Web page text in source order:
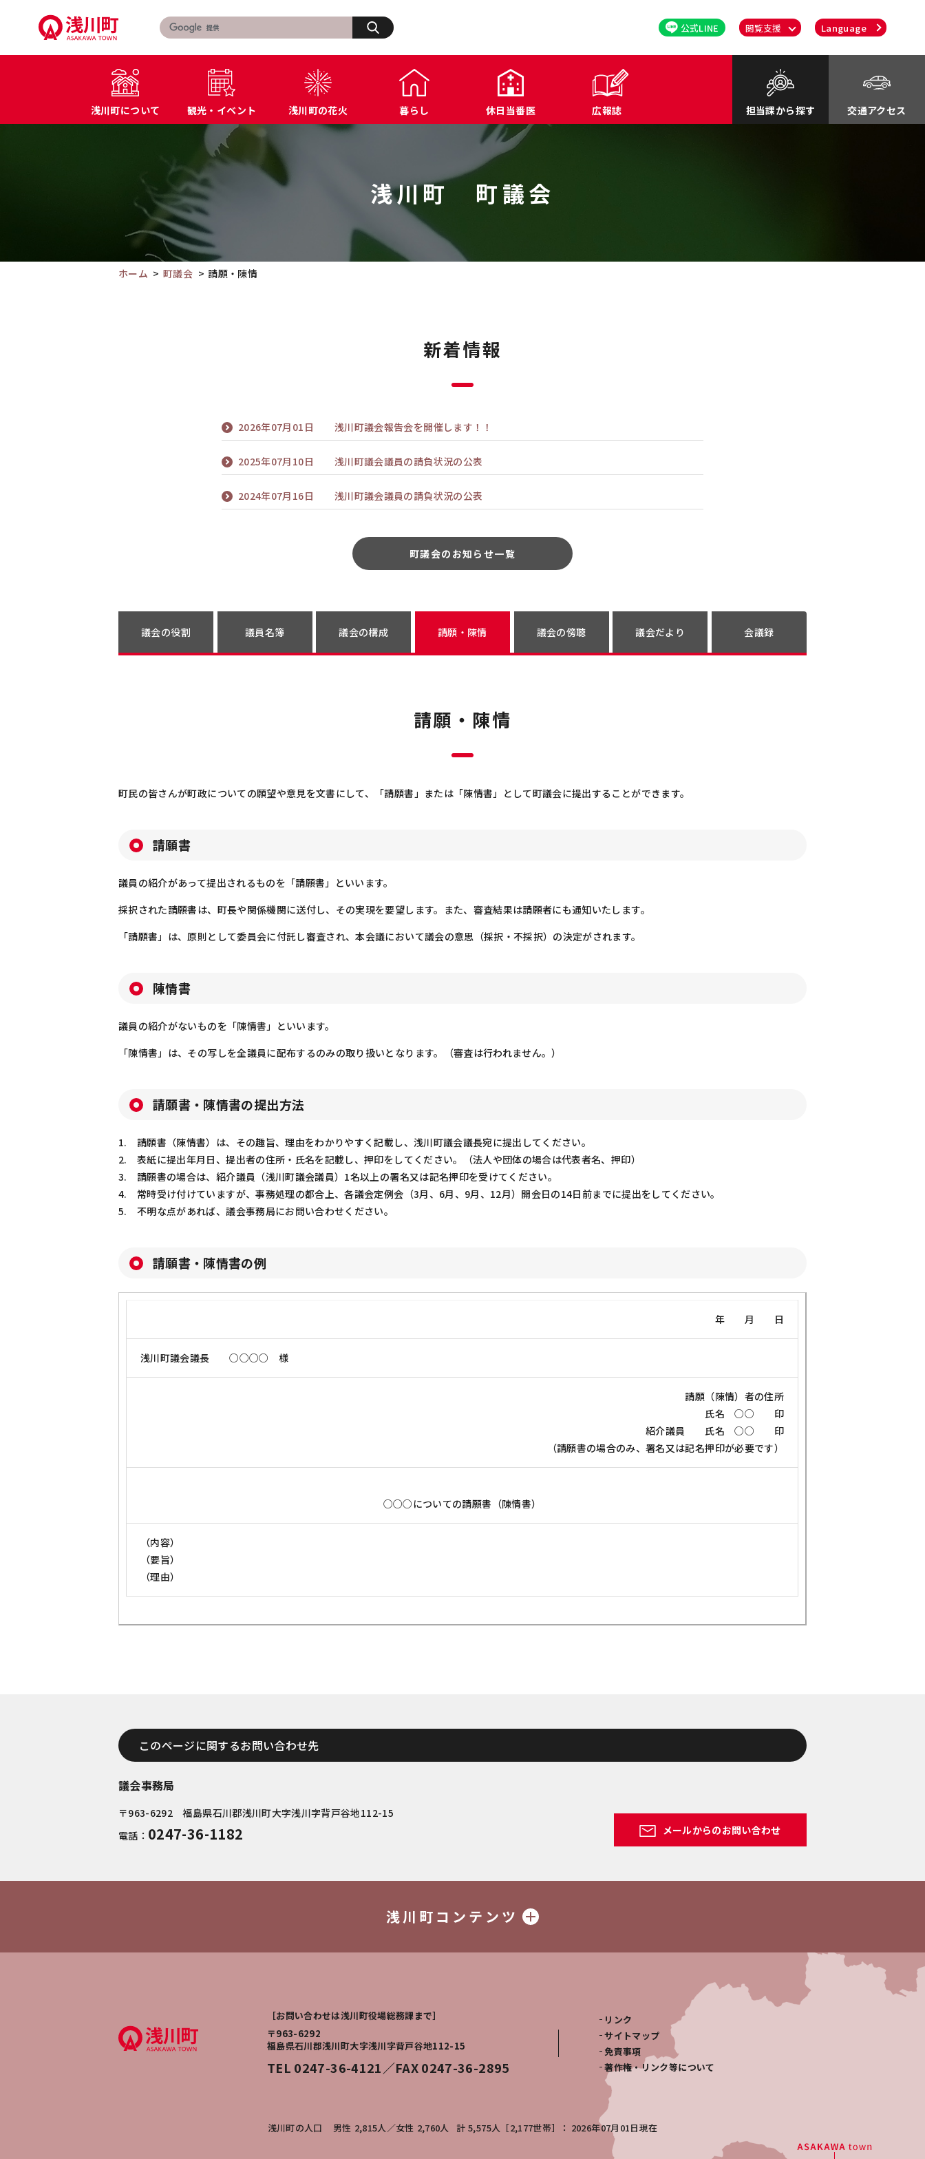
公式LINE 閲覧支援 Language
浅川町について
町長あいさつ
浅川町の概要
特産品・名産品
交通アクセス
浅川町の歩み
公共機関へのお問い合わせ
浅川町オープンデータ
各種公表データ
届出様式ダウンロード
例規集
観光・イベント 浅川町の花火
暮らし
届出・証明書
マイナンバー
教育
生活・その他
農業関連
商工業関連
休日当番医 広報誌 担当課から探す
交通アクセス
浅川町 町議会
ホーム 町議会 請願・陳情
新着情報
2026年07月01日 浅川町議会報告会を開催します！！
2025年07月10日 浅川町議会議員の請負状況の公表
2024年07月16日 浅川町議会議員の請負状況の公表
町議会のお知らせ一覧
議会の役割 議員名簿 議会の構成 請願・陳情 議会の傍聴 議会だより 会議録
請願・陳情
町民の皆さんが町政についての願望や意見を文書にして、「請願書」または「陳情書」として町議会に提出することができます。
請願書
議員の紹介があって提出されるものを「請願書」といいます。
採択された請願書は、町長や関係機関に送付し、その実現を要望します。また、審査結果は請願者にも通知いたします。
「請願書」は、原則として委員会に付託し審査され、本会議において議会の意思（採択・不採択）の決定がされます。
陳情書
議員の紹介がないものを「陳情書」といいます。
「陳情書」は、その写しを全議員に配布するのみの取り扱いとなります。（審査は行われません。）
請願書・陳情書の提出方法
1. 請願書（陳情書）は、その趣旨、理由をわかりやすく記載し、浅川町議会議長宛に提出してください。
2. 表紙に提出年月日、提出者の住所・氏名を記載し、押印をしてください。（法人や団体の場合は代表者名、押印）
3. 請願書の場合は、紹介議員（浅川町議会議員）1名以上の署名又は記名押印を受けてください。
4. 常時受け付けていますが、事務処理の都合上、各議会定例会（3月、6月、9月、12月）開会日の14日前までに提出をしてください。
5. 不明な点があれば、議会事務局にお問い合わせください。
請願書・陳情書の例
年 月 日
浅川町議会議長 ○○○○ 様
請願（陳情）者の住所
氏名 ○○ 印
紹介議員 氏名 ○○ 印
（請願書の場合のみ、署名又は記名押印が必要です）
○○○についての請願書（陳情書）
（内容）
（要旨）
（理由）
このページに関するお問い合わせ先
議会事務局
〒963-6292 福島県石川郡浅川町大字浅川字背戸谷地112-15
電話： 0247-36-1182 メールからのお問い合わせ
浅川町コンテンツ
［お問い合わせは浅川町役場総務課まで］
〒963-6292
福島県石川郡浅川町大字浅川字背戸谷地112-15
TEL 0247-36-4121／FAX 0247-36-2895
リンク
サイトマップ
免責事項
著作権・リンク等について
浅川町の人口 男性 2,815人 女性 2,760人 計 5,575人［2,177世帯］ 2026年07月01日現在